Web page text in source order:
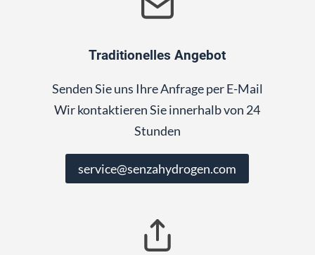
Traditionelles Angebot
Senden Sie uns Ihre Anfrage per E-Mail
Wir kontaktieren Sie innerhalb von 24
Stunden
service@senzahydrogen.com